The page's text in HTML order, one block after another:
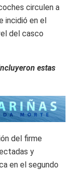
circulen a
incidió en el
del casco
estas
del firme
y
en el segundo